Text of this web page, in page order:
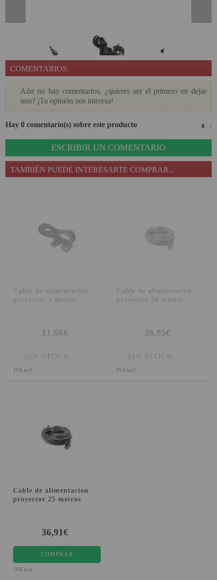
SUPER OFERTAS
¿QUÉ MODELO NECESITO?
TIPOS DE PROYECTOR
PANTALLAS DE
PROYECCIÓN
PRODUCTOS
RECOMENDADOS
SOPORTE PARA PROYECTOR
Atención Pedidos:
951 10 21 22
Lunes a Viernes:
Asistencia Técnica:
soporte@proyectorbarato.com
COMENTARIOS:
Aún no hay comentarios, ¿quieres ser el primero en dejar
uno? ¡Tu opinión nos interesa!
Hay 0 comentario(s) sobre este producto 0/ 5
ESCRIBIR UN COMENTARIO
TAMBIÉN PUEDE INTERESARTE COMPRAR...
Cable de alimentacion
proyector 3 metros
11,66€
SIN STOCK
IVA incl.
Cable de alimentacion
proyector 20 metros
26,95€
SIN STOCK
IVA incl.
Cable de alimentacion
proyector 25 metros
36,91€
COMPRAR
IVA incl.